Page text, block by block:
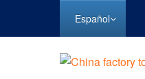
Español